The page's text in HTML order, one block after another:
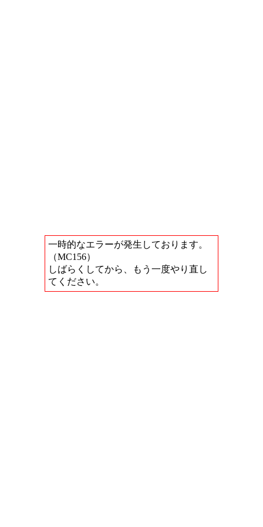
一時的なエラーが発生しております。
（MC156）
しばらくしてから、もう一度やり直し
てください。